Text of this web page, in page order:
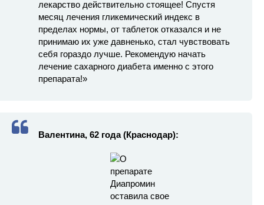
лекарство действительно стоящее! Спустя
месяц лечения гликемический индекс в
пределах нормы, от таблеток отказался и не
принимаю их уже давненько, стал чувствовать
себя гораздо лучше. Рекомендую начать
лечение сахарного диабета именно с этого
препарата!»
Валентина, 62 года (Краснодар):